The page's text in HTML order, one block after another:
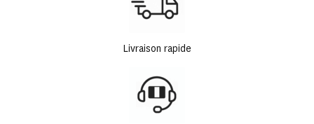
Livraison rapide